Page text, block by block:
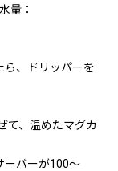
量：
ら、ドリッパーを
て、温めたマグカ
ーバーが100〜